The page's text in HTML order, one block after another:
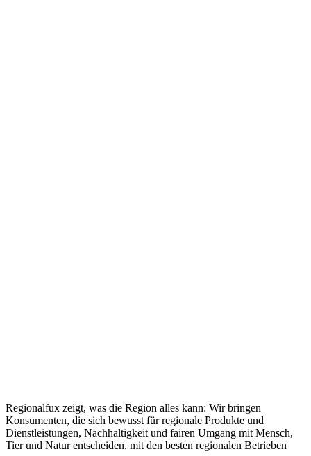
Regionalfux zeigt, was die Region alles kann: Wir bringen
Konsumenten, die sich bewusst für regionale Produkte und
Dienstleistungen, Nachhaltigkeit und fairen Umgang mit Mensch,
Tier und Natur entscheiden, mit den besten regionalen Betrieben